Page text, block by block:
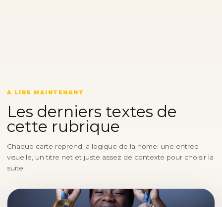
A LIRE MAINTENANT
Les derniers textes de
cette rubrique
Chaque carte reprend la logique de la home: une entree
visuelle, un titre net et juste assez de contexte pour choisir la
suite.